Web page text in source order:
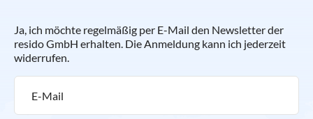
Ja, ich möchte regelmäßig per E-Mail den Newsletter der
resido GmbH erhalten. Die Anmeldung kann ich jederzeit
widerrufen.